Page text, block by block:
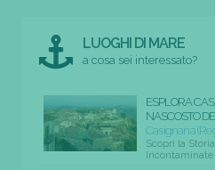
LUOGHI DI MARE
a cosa sei interessato?
ESPLORA
NASCOSTO
Casignana
Scopri la